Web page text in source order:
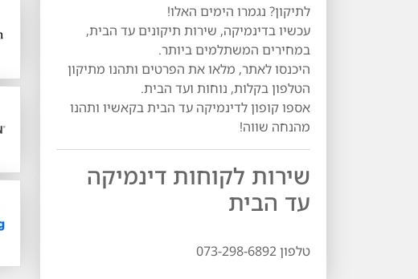
לתיקון? נגמרו הימים האלו!
עכשיו בדינמיקה, שירות תיקונים עד הבית,
במחירים המשתלמים ביותר.
היכנסו לאתר, מלאו את הפרטים ותהנו מתיקון
הטלפון בקלות, נוחות ועד הבית.
אספו קופון לדינמיקה עד הבית בקאשיו ותהנו
מהנחה שווה!
שירות לקוחות דינמיקה
עד הבית
טלפון 073-298-6892